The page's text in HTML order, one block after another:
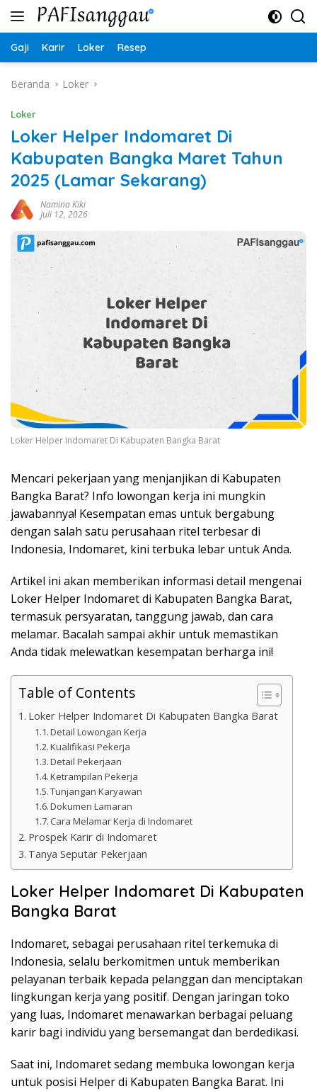
Langsung
Gaji Karir Loker Resep
Beranda Loker
Loker
Loker Helper Indomaret Di
Kabupaten Bangka Maret Tahun
2025 (Lamar Sekarang)
Namina Kiki
Juli 12, 2026
Loker Helper Indomaret Di Kabupaten Bangka Barat
Mencari pekerjaan yang menjanjikan di Kabupaten
Bangka Barat? Info lowongan kerja ini mungkin
jawabannya! Kesempatan emas untuk bergabung
dengan salah satu perusahaan ritel terbesar di
Indonesia, Indomaret, kini terbuka lebar untuk Anda.
Artikel ini akan memberikan informasi detail mengenai
Loker Helper Indomaret di Kabupaten Bangka Barat,
termasuk persyaratan, tanggung jawab, dan cara
melamar. Bacalah sampai akhir untuk memastikan
Anda tidak melewatkan kesempatan berharga ini!
Table of Contents
Loker Helper Indomaret Di Kabupaten Bangka Barat
Detail Lowongan Kerja
Kualifikasi Pekerja
Detail Pekerjaan
Ketrampilan Pekerja
Tunjangan Karyawan
Dokumen Lamaran
Cara Melamar Kerja di Indomaret
Prospek Karir di Indomaret
Tanya Seputar Pekerjaan
Loker Helper Indomaret Di Kabupaten
Bangka Barat
Indomaret, sebagai perusahaan ritel terkemuka di
Indonesia, selalu berkomitmen untuk memberikan
pelayanan terbaik kepada pelanggan dan menciptakan
lingkungan kerja yang positif. Dengan jaringan toko
yang luas, Indomaret menawarkan berbagai peluang
karir bagi individu yang bersemangat dan berdedikasi.
Saat ini, Indomaret sedang membuka lowongan kerja
untuk posisi Helper di Kabupaten Bangka Barat. Ini